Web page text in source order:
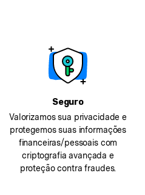
Seguro
Valorizamos sua privacidade e
protegemos suas informações
financeiras/pessoais com
criptografia avançada e
proteção contra fraudes.